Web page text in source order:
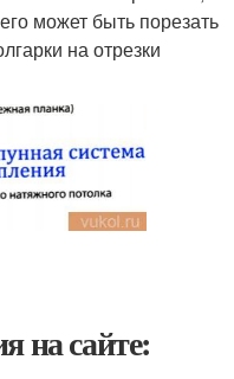
может быть порезать
на отрезки
на сайте: